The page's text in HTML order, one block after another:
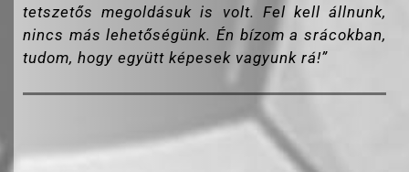
tetszetős megoldásuk is volt. Fel kell állnunk,
nincs más lehetőségünk. Én bízom a srácokban,
tudom, hogy együtt képesek vagyunk rá!”